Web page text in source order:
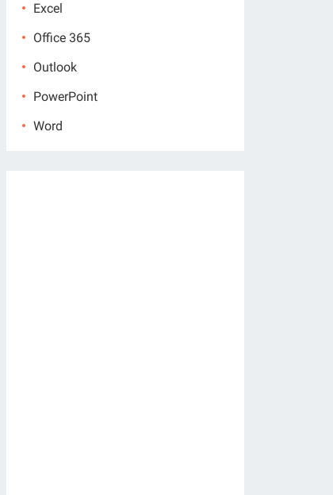
Excel
Office 365
Outlook
PowerPoint
Word